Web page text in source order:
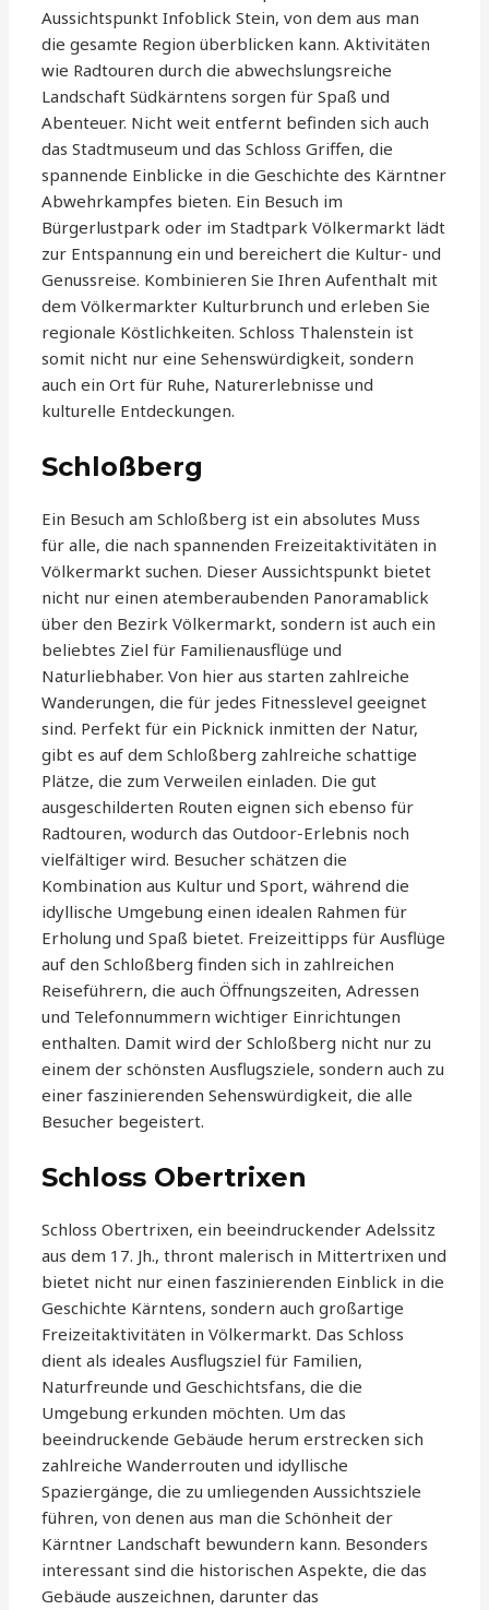
Aussichtspunkt Infoblick Stein, von dem aus man
die gesamte Region überblicken kann. Aktivitäten
wie Radtouren durch die abwechslungsreiche
Landschaft Südkärntens sorgen für Spaß und
Abenteuer. Nicht weit entfernt befinden sich auch
das Stadtmuseum und das Schloss Griffen, die
spannende Einblicke in die Geschichte des Kärntner
Abwehrkampfes bieten. Ein Besuch im
Bürgerlustpark oder im Stadtpark Völkermarkt lädt
zur Entspannung ein und bereichert die Kultur- und
Genussreise. Kombinieren Sie Ihren Aufenthalt mit
dem Völkermarkter Kulturbrunch und erleben Sie
regionale Köstlichkeiten. Schloss Thalenstein ist
somit nicht nur eine Sehenswürdigkeit, sondern
auch ein Ort für Ruhe, Naturerlebnisse und
kulturelle Entdeckungen.
Schloßberg
Ein Besuch am Schloßberg ist ein absolutes Muss
für alle, die nach spannenden Freizeitaktivitäten in
Völkermarkt suchen. Dieser Aussichtspunkt bietet
nicht nur einen atemberaubenden Panoramablick
über den Bezirk Völkermarkt, sondern ist auch ein
beliebtes Ziel für Familienausflüge und
Naturliebhaber. Von hier aus starten zahlreiche
Wanderungen, die für jedes Fitnesslevel geeignet
sind. Perfekt für ein Picknick inmitten der Natur,
gibt es auf dem Schloßberg zahlreiche schattige
Plätze, die zum Verweilen einladen. Die gut
ausgeschilderten Routen eignen sich ebenso für
Radtouren, wodurch das Outdoor-Erlebnis noch
vielfältiger wird. Besucher schätzen die
Kombination aus Kultur und Sport, während die
idyllische Umgebung einen idealen Rahmen für
Erholung und Spaß bietet. Freizeittipps für Ausflüge
auf den Schloßberg finden sich in zahlreichen
Reiseführern, die auch Öffnungszeiten, Adressen
und Telefonnummern wichtiger Einrichtungen
enthalten. Damit wird der Schloßberg nicht nur zu
einem der schönsten Ausflugsziele, sondern auch zu
einer faszinierenden Sehenswürdigkeit, die alle
Besucher begeistert.
Schloss Obertrixen
Schloss Obertrixen, ein beeindruckender Adelssitz
aus dem 17. Jh., thront malerisch in Mittertrixen und
bietet nicht nur einen faszinierenden Einblick in die
Geschichte Kärntens, sondern auch großartige
Freizeitaktivitäten in Völkermarkt. Das Schloss
dient als ideales Ausflugsziel für Familien,
Naturfreunde und Geschichtsfans, die die
Umgebung erkunden möchten. Um das
beeindruckende Gebäude herum erstrecken sich
zahlreiche Wanderrouten und idyllische
Spaziergänge, die zu umliegenden Aussichtsziele
führen, von denen aus man die Schönheit der
Kärntner Landschaft bewundern kann. Besonders
interessant sind die historischen Aspekte, die das
Gebäude auszeichnen, darunter das